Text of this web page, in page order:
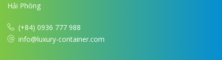
Hải Phòng
(+84) 0936 777 988
info@luxury-container.com